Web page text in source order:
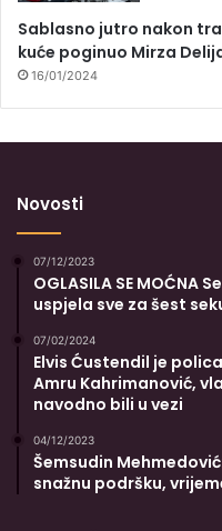
Sablasno jutro nakon
kuće poginuo Mirza
16/01/2024
Novosti
07/12/2023
OGLASILA SE MOĆNA
uspjela sve za šest
07/02/2024
Elvis Ćustendil je
Amru Kahrimanović,
navodno bili u vezi
04/12/2023
Šemsudin
snažnu podršku,